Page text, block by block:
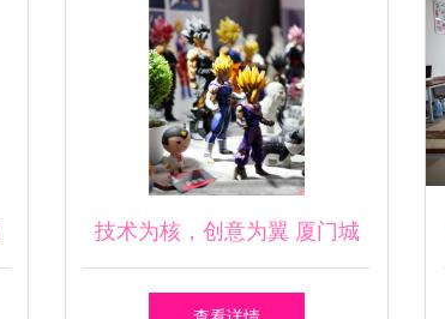
技术为核，创意为翼 厦门城
市职业学院第四届“动漫嘉年